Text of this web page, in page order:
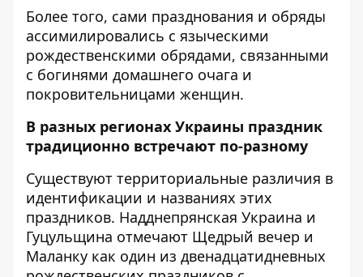
Более того, сами празднования и обряды
ассимилировались с языческими
рождественскими обрядами, связанными
с богинями домашнего очага и
покровительницами женщин.
В разных регионах Украины праздник
традиционно встречают по-разному
Существуют территориальные различия в
идентификации и названиях этих
праздников. Надднепрянская Украина и
Гуцульщина отмечают Щедрый вечер и
Маланку как один из двенадцатидневных